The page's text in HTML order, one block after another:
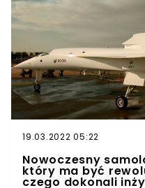
19.03.2022 05:22
Nowoczesny
który ma być
czego dokonali